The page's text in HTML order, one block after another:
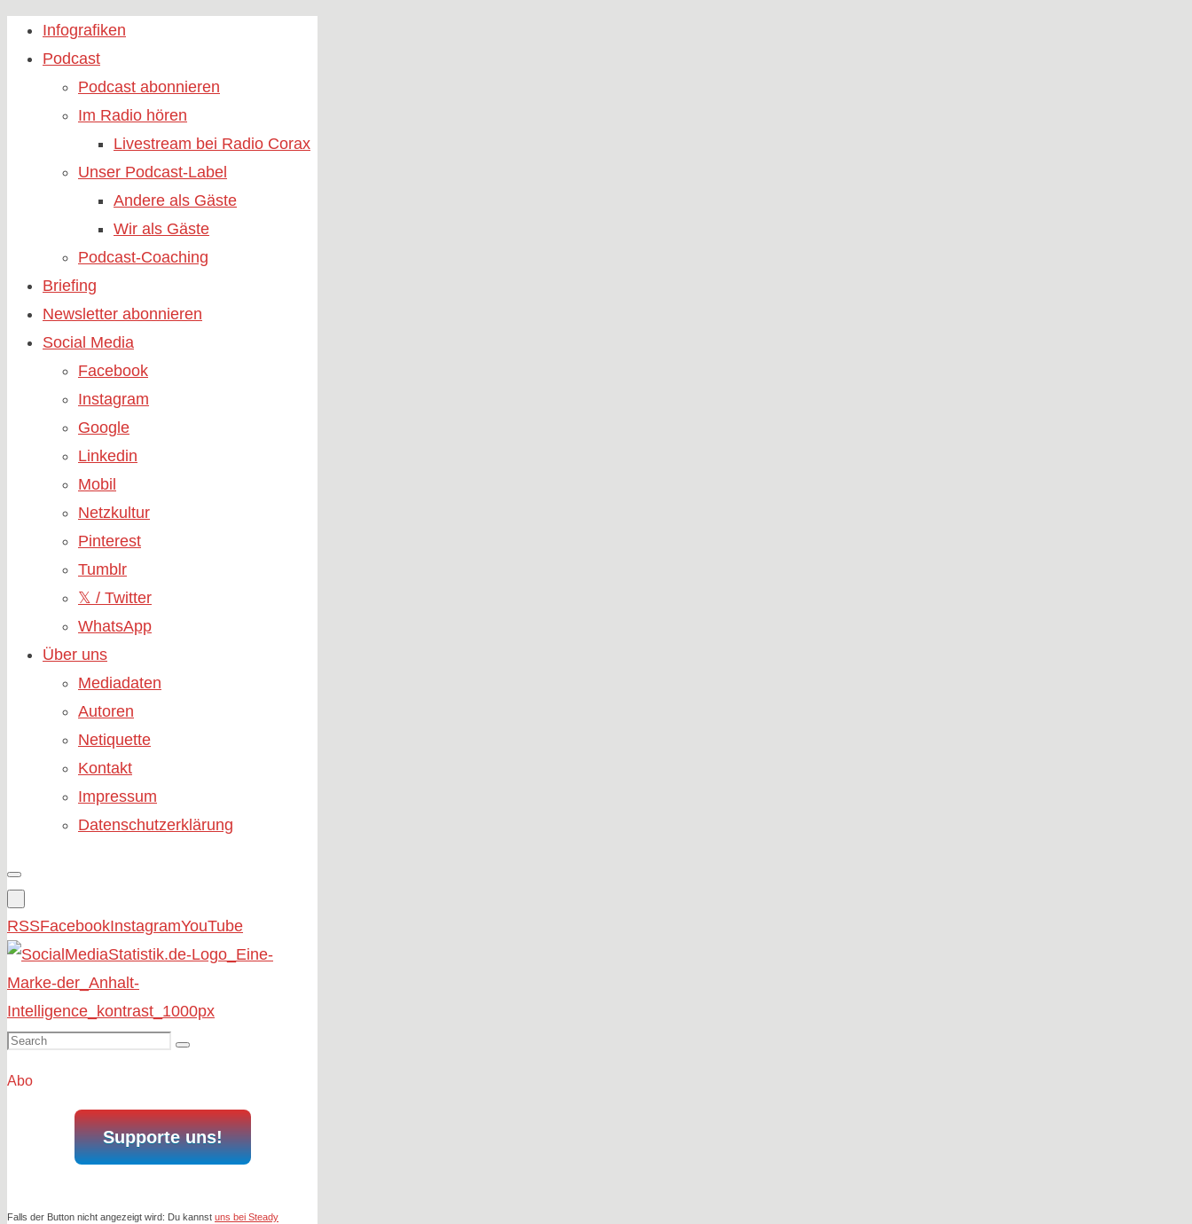
Skip
Infografiken
Podcast
Podcast abonnieren
Im Radio hören
Livestream bei Radio Corax
Unser Podcast-Label
Andere als Gäste
Wir als Gäste
Podcast-Coaching
Briefing
Newsletter abonnieren
Social Media
Facebook
Instagram
Google
Linkedin
Mobil
Netzkultur
Pinterest
Tumblr
𝕏 / Twitter
WhatsApp
Über uns
Mediadaten
Autoren
Netiquette
Kontakt
Impressum
Datenschutzerklärung
RSSFacebookInstagramYouTube
Search
Search
Abo
Supporte uns!
Falls der Button nicht angezeigt wird: Du kannst uns bei Steady